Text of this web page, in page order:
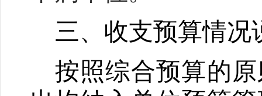
三、收支预算情况
按照综合预算的